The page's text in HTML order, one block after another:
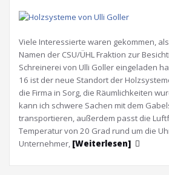
Viele Interessierte waren gekommen,
Namen der CSU/ÜHL Fraktion zur
Schreinerei von Ulli Goller eingeladen
16 ist der neue Standort der
die Firma in Sorg, die Räumlichkeiten
kann ich schwere Sachen mit dem
transportieren, außerdem passt die
Temperatur von 20 Grad rund um die
Unternehmer, [Weiterlesen]